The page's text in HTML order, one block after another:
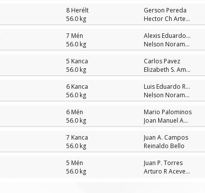
8 Herélt
56.0 kg
Gerson Pereda
Hector Ch Arteaga
7 Mén
56.0 kg
Alexis Eduardo Cordero Mesias
Nelson Norambuena Bravo
5 Kanca
56.0 kg
Carlos Pavez
Elizabeth S. Amigo (An)
6 Kanca
56.0 kg
Luis Eduardo Rojas Aranguren
Nelson Norambuena Bravo
6 Mén
56.0 kg
Mario Palominos
Joan Manuel Amaya Hernandez
7 Kanca
56.0 kg
Juan A. Campos
Reinaldo Bello
5 Mén
56.0 kg
Juan P. Torres
Arturo R Acevedo